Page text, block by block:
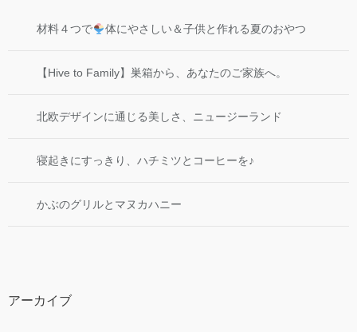
材料４つで 体にやさしい＆子供と作れる夏のおやつ
【Hive to Family】巣箱から、あなたのご家族へ。
北欧デザインに通じる美しさ、ニュージーランド
寝起きにすっきり、ハチミツとコーヒーを♪
かぶのグリルとマヌカハニー
アーカイブ